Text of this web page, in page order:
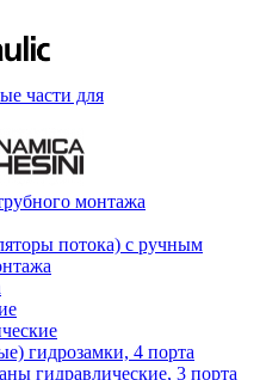
части для
монтажа
потока) с ручным
гидрозамки, 4 порта
гидравлические, 3 порта